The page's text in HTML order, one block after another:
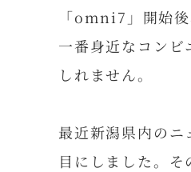
「omni7」開始
一番身近なコン
しれません。
最近新潟県内の
目にしました。